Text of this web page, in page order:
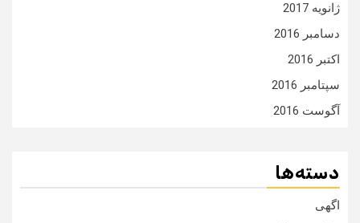
ژانویه 2017
دسامبر 2016
اکتبر 2016
سپتامبر 2016
آگوست 2016
دسته‌ها
اگهی